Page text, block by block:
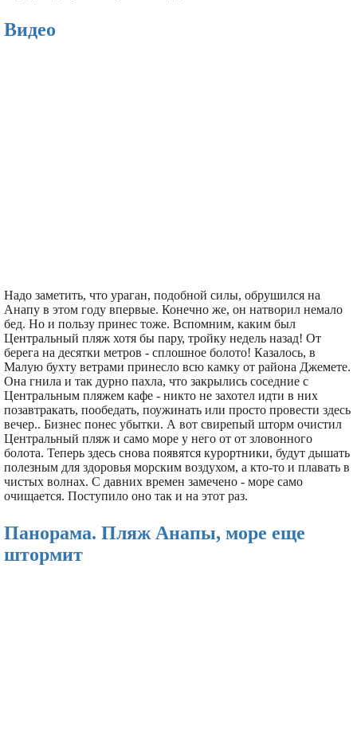
Видео
Надо заметить, что ураган, подобной силы, обрушился на
Анапу в этом году впервые. Конечно же, он натворил немало
бед. Но и пользу принес тоже. Вспомним, каким был
Центральный пляж хотя бы пару, тройку недель назад! От
берега на десятки метров - сплошное болото! Казалось, в
Малую бухту ветрами принесло всю камку от района Джемете.
Она гнила и так дурно пахла, что закрылись соседние с
Центральным пляжем кафе - никто не захотел идти в них
позавтракать, пообедать, поужинать или просто провести здесь
вечер.. Бизнес понес убытки. А вот свирепый шторм очистил
Центральный пляж и само море у него от от зловонного
болота. Теперь здесь снова появятся курортники, будут дышать
полезным для здоровья морским воздухом, а кто-то и плавать в
чистых волнах. С давних времен замечено - море само
очищается. Поступило оно так и на этот раз.
Панорама. Пляж Анапы, море еще
штормит